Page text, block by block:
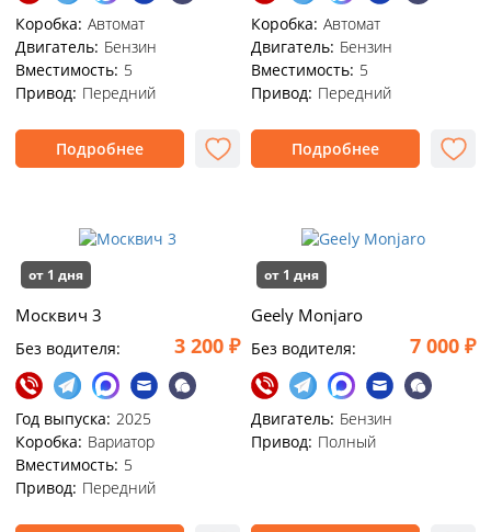
Коробка: Автомат
Двигатель: Бензин
Вместимость: 5
Привод: Передний
Подробнее
Коробка: Автомат
Двигатель: Бензин
Вместимость: 5
Привод: Передний
Подробнее
от 1 дня
Москвич 3
Без водителя: 3 200 ₽
Год выпуска: 2025
Коробка: Вариатор
Вместимость: 5
Привод: Передний
от 1 дня
Geely Monjaro
Без водителя: 7 000 ₽
Двигатель: Бензин
Привод: Полный